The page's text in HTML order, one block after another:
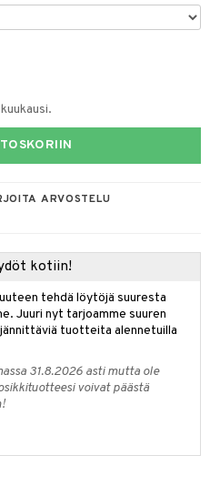
ARVOSTELU
kotiin!
tehdä löytöjä suuresta
Juuri nyt tarjoamme suuren
tuotteita alennetuilla
31.8.2026 asti mutta ole
voivat päästä